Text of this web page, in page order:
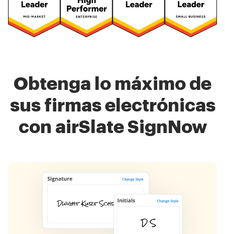
Obtenga lo máximo de
sus firmas electrónicas
con airSlate SignNow